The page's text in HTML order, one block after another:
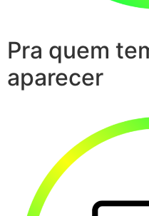
Pra quem
aparecer